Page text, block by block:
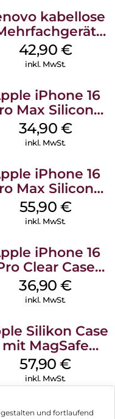
und fortlaufend
kabellose
Luna Grey
42,90 €
inkl. MwSt.
iPhone 16
Max Silicone
Case MagSafe
Denim
34,90 €
inkl. MwSt.
iPhone 16
Max Silicone
Case MagSafe
Stone Gray
55,90 €
inkl. MwSt.
iPhone 16
Clear Case
MagSafe
Transparent
36,90€
inkl. MwSt.
Silikon Case
mit MagSafe
iPhone 14 Pro
57,90€
inkl. MwSt.